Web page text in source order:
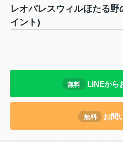
レオパレスウィルほたる
イント)
無料 LINEから
無料 お問